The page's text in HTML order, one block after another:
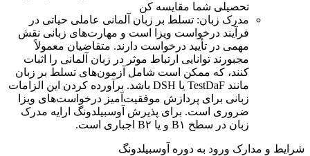
تحصیلی شما مقایسه کن
مدرک زبان: تسلط بر زبان آلمانی عاملی حیاتی در
فرآیند درخواست ویزا است و مهارت‌های زبانی نقش
مهمی در تأیید درخواست دارند. متقاضیان معمولاً
مجبورند توانایی ارتباط موثر در زبان آلمانی را اثبات
کنند، که ممکن است شامل آزمون‌های تسلط بر زبان
مانند TestDaF یا DSH باشد. برآورده کردن این الزامات
زبانی برای پردازش موفقیت‌آمیز درخواست‌های ویزا
ضروری است. برای پذیرش آوسبیلدونگ ارایه مدرک
زبان در سطح B۱ و یا B۲ اجباری است.
شرایط و مدارک ورود به دوره آوسبیلدونگ